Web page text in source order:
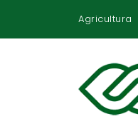
Agricultura